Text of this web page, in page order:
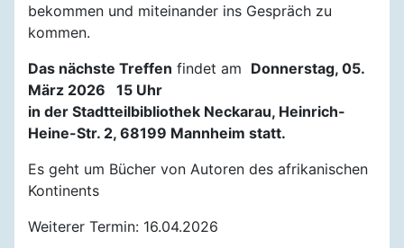
bekommen und miteinander ins Gespräch zu
kommen.
Das nächste Treffen findet am Donnerstag, 05.
März 2026 15 Uhr
in der Stadtteilbibliothek Neckarau, Heinrich-
Heine-Str. 2, 68199 Mannheim statt.
Es geht um Bücher von Autoren des afrikanischen
Kontinents
Weiterer Termin: 16.04.2026